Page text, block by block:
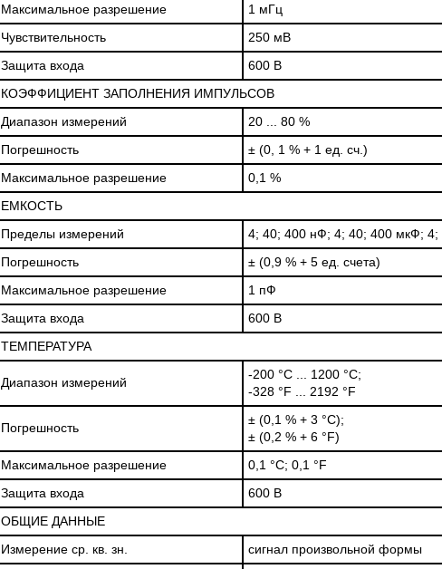
Максимальное разрешение
1 мГц
Чувствительность
250 мВ
Защита входа
600 В
КОЭФФИЦИЕНТ ЗАПОЛНЕНИЯ ИМПУЛЬСОВ
Диапазон измерений
20 ... 80 %
Погрешность
± (0, 1 % + 1 ед. сч.)
Максимальное разрешение
0,1 %
ЕМКОСТЬ
Пределы измерений
4; 40; 400 нФ; 4; 40; 400 мкФ;
Погрешность
± (0,9 % + 5 ед. счета)
Максимальное разрешение
1 пФ
Защита входа
600 В
ТЕМПЕРАТУРА
Диапазон измерений
-200 °С ... 1200 °С;
-328 °F ... 2192 °F
Погрешность
± (0,1 % + 3 °С);
± (0,2 % + 6 °F)
Максимальное разрешение
0,1 °С; 0,1 °F
Защита входа
600 В
ОБЩИЕ ДАННЫЕ
Измерение ср. кв. зн.
сигнал произвольной формы